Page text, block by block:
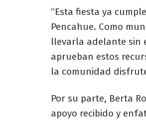
“Esta fiesta ya
Pencahue. Como
llevarla adelante sin
aprueban estos
la comunidad
Por su parte, Berta
apoyo recibido y